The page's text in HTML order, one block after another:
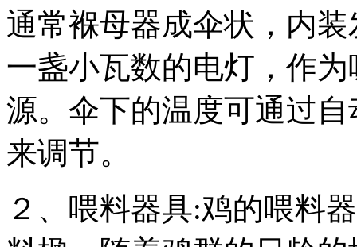
通常褓母器成伞状，内
一盏小瓦数的电灯，作
源。伞下的温度可通过
来调节。
２、喂料器具:鸡的喂料